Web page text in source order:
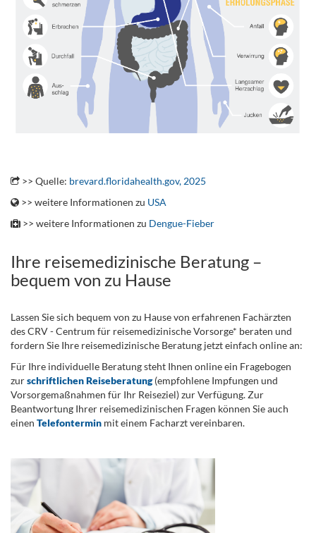
>> Quelle: brevard.floridahealth.gov, 2025
>> weitere Informationen zu USA
>> weitere Informationen zu Dengue-Fieber
Ihre reisemedizinische Beratung –
bequem von zu Hause
Lassen Sie sich bequem von zu Hause von erfahrenen Fachärzten
des CRV - Centrum für reisemedizinische Vorsorge* beraten und
fordern Sie Ihre reisemedizinische Beratung jetzt einfach online an:
Für Ihre individuelle Beratung steht Ihnen online ein Fragebogen
zurschriftlichen Reiseberatung(empfohlene Impfungen und
Vorsorgemaßnahmen für Ihr Reiseziel) zur Verfügung. Zur
Beantwortung Ihrer reisemedizinischen Fragen können Sie auch
einen Telefontermin mit einem Facharzt vereinbaren.